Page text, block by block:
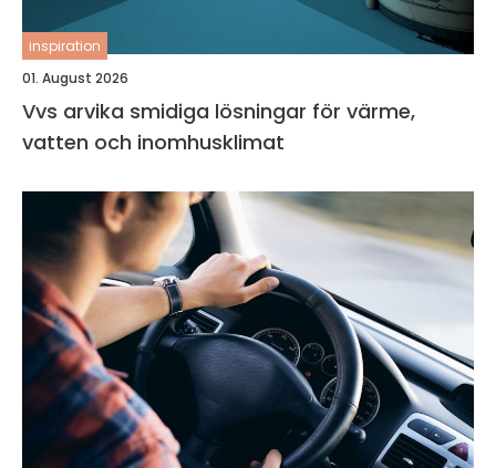
inspiration
01. August 2026
Vvs arvika smidiga lösningar för värme,
vatten och inomhusklimat